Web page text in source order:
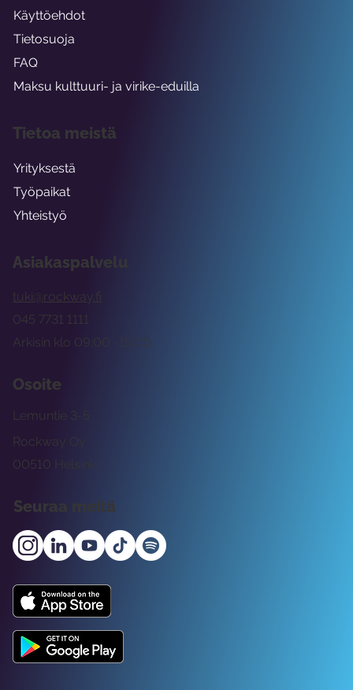
Asiakaspalvelu
tuki@rockway.fi
Arkisin klo 09:00 -15:00
045 7731 1111
Osoite
Rockway Oy
Lemuntie 3-5
00510 Helsinki
Seuraa meitä
Käyttöehdot
Tietosuoja
FAQ
Maksu kulttuuri- ja virike-eduilla
Tietoa meistä
Yrityksestä
Työpaikat
Yhteistyö